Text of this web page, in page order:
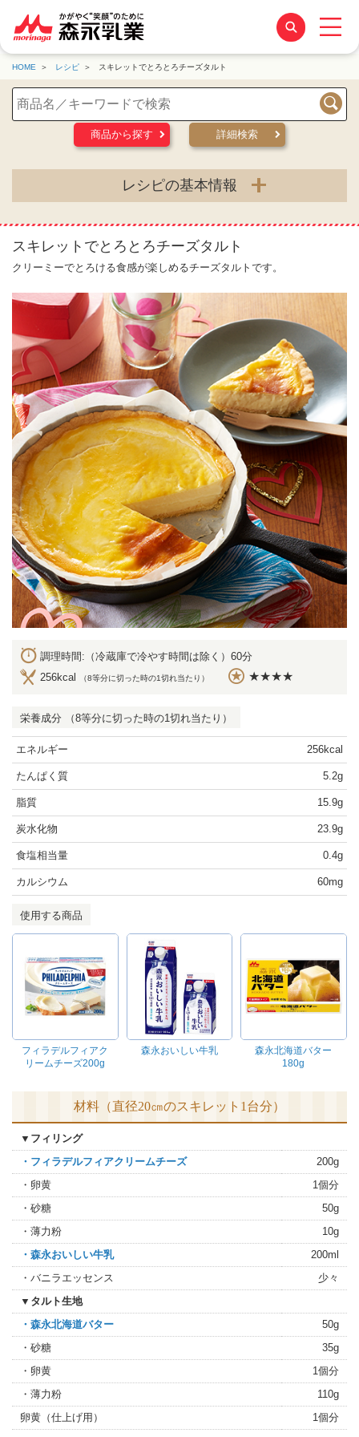
HOME レシピ スキレットでとろとろチーズタルト
検索
商品から探す
詳細検索
レシピの基本情報
スキレットでとろとろチーズタルト
クリーミーでとろける食感が楽しめるチーズタルトです。
調理時間:（冷蔵庫で冷やす時間は除く）60分
256kcal
（8等分に切った時の1切れ当たり） ★★★★
栄養成分 （8等分に切った時の1切れ当たり）
エネルギー 256kcal
たんぱく質 5.2g
脂質 15.9g
炭水化物 23.9g
食塩相当量 0.4g
カルシウム 60mg
使用する商品
フィラデルフィアク
リームチーズ200g
森永おいしい牛乳
森永北海道バター
180g
材料（直径20㎝のスキレット1台分）
▼フィリング
・フィラデルフィアクリームチーズ
200g
・卵黄
1個分
・砂糖
50g
・薄力粉
10g
・森永おいしい牛乳
200ml
・バニラエッセンス
少々
▼タルト生地
・森永北海道バター
50g
・砂糖
35g
・卵黄
1個分
・薄力粉
110g
卵黄（仕上げ用）
1個分